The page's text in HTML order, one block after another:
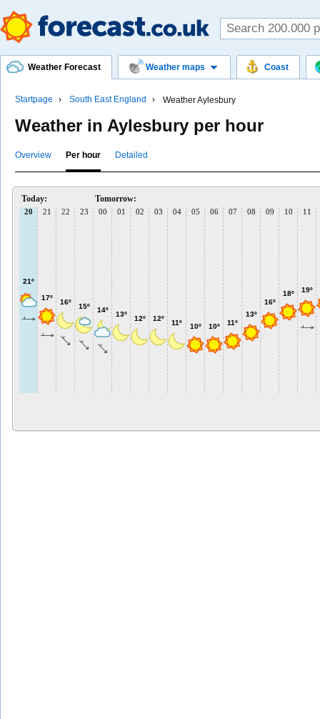
Weather Forecast Weather maps Coast
Startpage South East England Weather Aylesbury
Weather in Aylesbury per hour
Overview Per hour Detailed
Today:
20
21º
21
17º
22
16º
23
15º
Tomorrow:
00
14º
01
13º
02
12º
03
12º
04
11º
05
10º
06
10º
07
11º
08
13º
09
16º
10
18º
11
19º